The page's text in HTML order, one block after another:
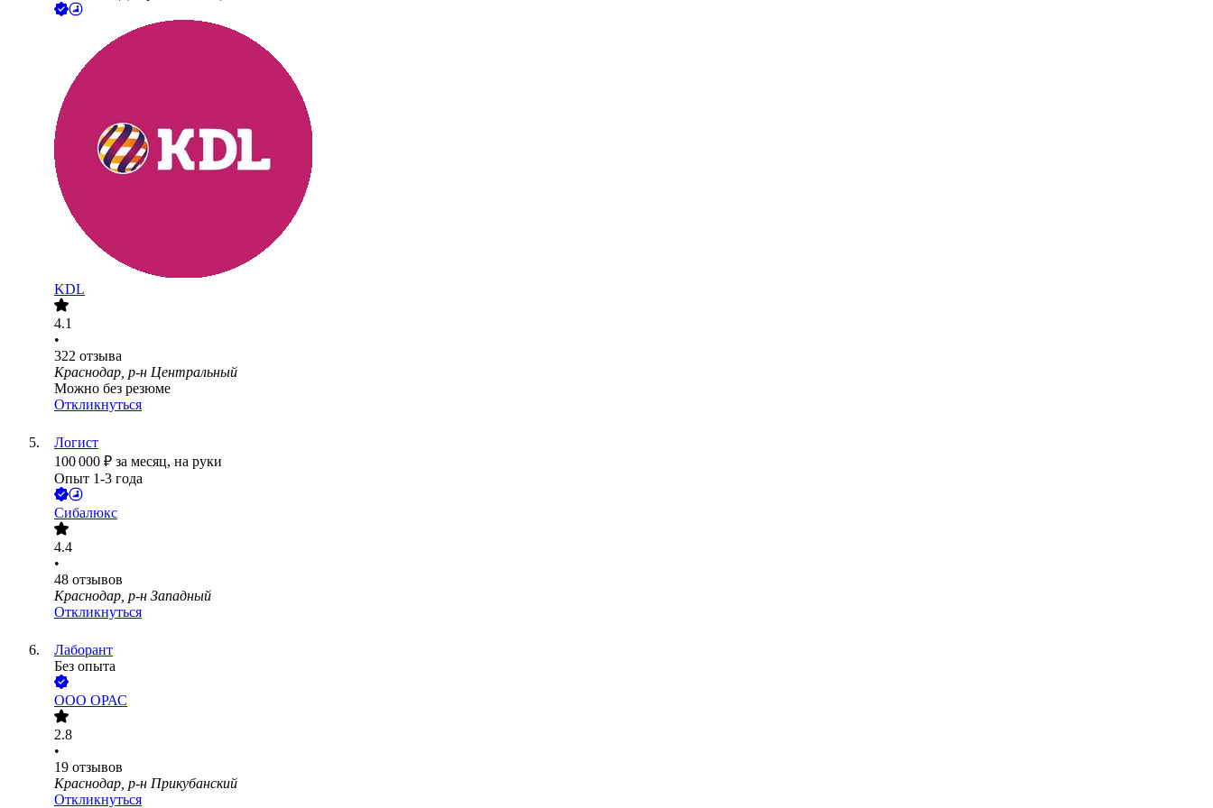
KDL
4.1
•
322 отзыва
Краснодар, р-н Центральный
Можно без резюме
Откликнуться
Логист
100 000 ₽ за месяц, на руки
Опыт 1-3 года
Сибалюкс
4.4
•
48 отзывов
Краснодар, р-н Западный
Откликнуться
Лаборант
Без опыта
ООО ОРАС
2.8
•
19 отзывов
Краснодар, р-н Прикубанский
Откликнуться